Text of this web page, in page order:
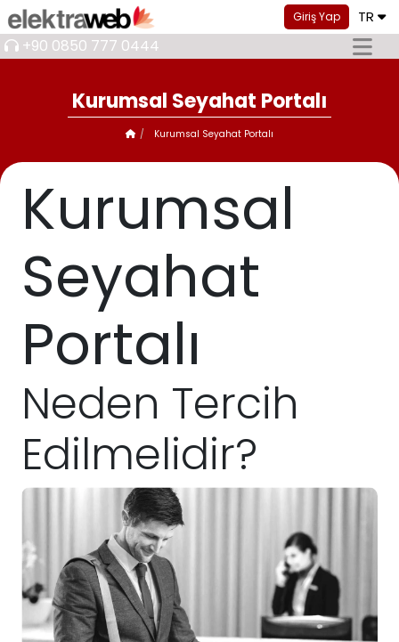
Giriş Yap TR
+90 0850 777 0444
Kurumsal Seyahat Portalı
Kurumsal Seyahat Portalı
Kurumsal
Seyahat
Portalı
Neden Tercih
Edilmelidir?